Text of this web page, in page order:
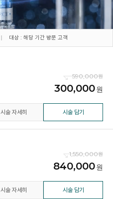
대상 : 해당 기간 방문 고객
590,000
300,000
시술 자세히 시술 담기
1,550,000
840,000
시술 자세히 시술 담기